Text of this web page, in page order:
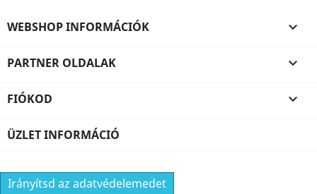
WEBSHOP INFORMÁCIÓK 
PARTNER OLDALAK 
FIÓKOD 
ÜZLET INFORMÁCIÓ
Irányítsd az adatvédelemedet